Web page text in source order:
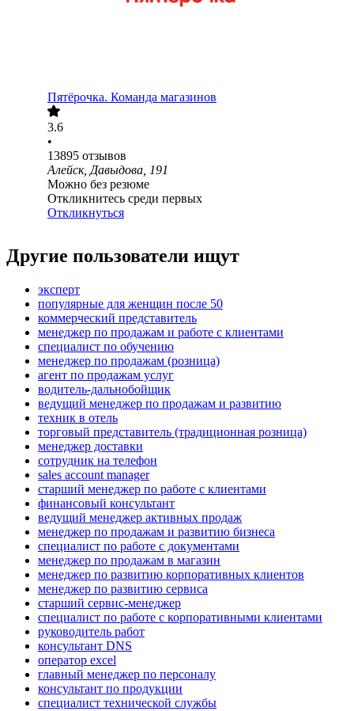
Пятёрочка. Команда магазинов
3.6
•
13895 отзывов
Алейск, Давыдова, 191
Можно без резюме
Откликнитесь среди первых
Откликнуться
Другие пользователи ищут
эксперт
популярные для женщин после 50
коммерческий представитель
менеджер по продажам и работе с клиентами
специалист по обучению
менеджер по продажам (розница)
агент по продажам услуг
водитель-дальнобойщик
ведущий менеджер по продажам и развитию
техник в отель
торговый представитель (традиционная розница)
менеджер доставки
сотрудник на телефон
sales account manager
старший менеджер по работе с клиентами
финансовый консультант
ведущий менеджер активных продаж
менеджер по продажам и развитию бизнеса
специалист по работе с документами
менеджер по продажам в магазин
менеджер по развитию корпоративных клиентов
менеджер по развитию сервиса
старший сервис-менеджер
специалист по работе с корпоративными клиентами
руководитель работ
консультант DNS
оператор excel
главный менеджер по персоналу
консультант по продукции
специалист технической службы